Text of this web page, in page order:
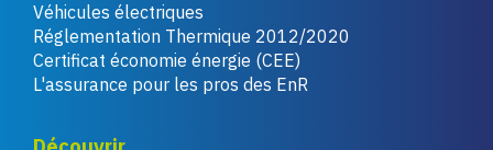
Véhicules électriques
Réglementation Thermique 2012/2020
Certificat économie énergie (CEE)
L'assurance pour les pros des EnR